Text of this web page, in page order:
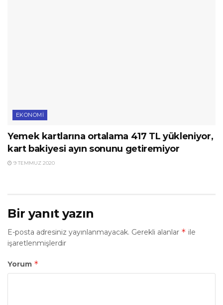
EKONOMI
Yemek kartlarına ortalama 417 TL yükleniyor,
kart bakiyesi ayın sonunu getiremiyor
9 TEMMUZ 2020
Bir yanıt yazın
E-posta adresiniz yayınlanmayacak. Gerekli alanlar * ile
işaretlenmişlerdir
Yorum *